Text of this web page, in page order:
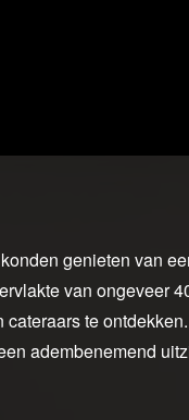
genieten van
van ongeveer
te
adembenemend